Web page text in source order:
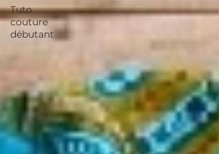
Tuto
couture
débutant